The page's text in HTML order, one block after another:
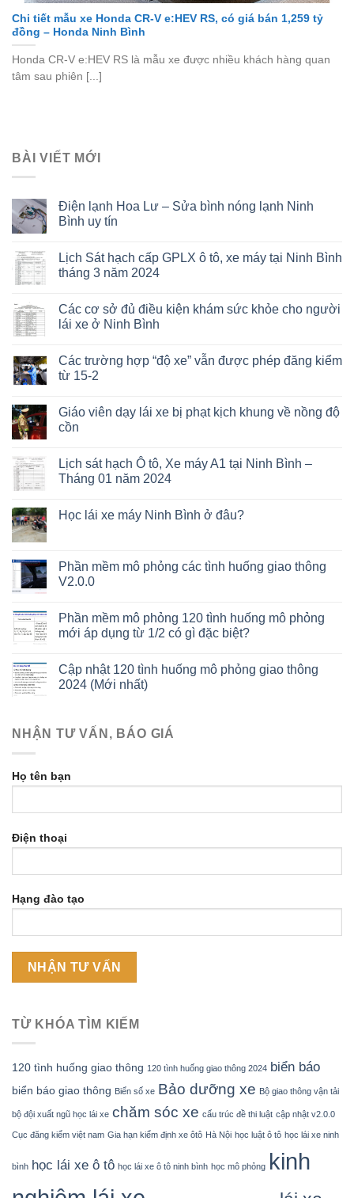
Chi tiết mẫu xe Honda CR-V e:HEV RS, có giá bán 1,259 tỷ
đồng – Honda Ninh Bình
Honda CR-V e:HEV RS là mẫu xe được nhiều khách hàng quan
tâm sau phiên [...]
BÀI VIẾT MỚI
Điện lạnh Hoa Lư – Sửa bình nóng lạnh Ninh
Bình uy tín
Lịch Sát hạch cấp GPLX ô tô, xe máy tại Ninh Bình
tháng 3 năm 2024
Các cơ sở đủ điều kiện khám sức khỏe cho người
lái xe ở Ninh Bình
Các trường hợp “độ xe” vẫn được phép đăng kiểm
từ 15-2
Giáo viên dạy lái xe bị phạt kịch khung về nồng độ
cồn
Lịch sát hạch Ô tô, Xe máy A1 tại Ninh Bình –
Tháng 01 năm 2024
Học lái xe máy Ninh Bình ở đâu?
Phần mềm mô phỏng các tình huống giao thông
V2.0.0
Phần mềm mô phỏng 120 tình huống mô phỏng
mới áp dụng từ 1/2 có gì đặc biệt?
Cập nhật 120 tình huống mô phỏng giao thông
2024 (Mới nhất)
NHẬN TƯ VẤN, BÁO GIÁ
Họ tên bạn
Điện thoại
Hạng đào tạo
TỪ KHÓA TÌM KIẾM
120 tình huống giao thông 120 tình huống giao thông 2024 biển báo
biển báo giao thông Biển số xe Bảo dưỡng xe Bộ giao thông vận tải
bộ đội xuất ngũ học lái xe chăm sóc xe cấu trúc đề thi luật cập nhật v2.0.0
Cục đăng kiểm việt nam Gia hạn kiểm định xe ôtô Hà Nội học luật ô tô học lái xe ninh
bình học lái xe ô tô học lái xe ô tô ninh bình học mô phỏng kinh